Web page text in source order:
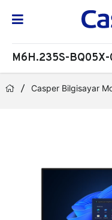
M6H.235S-
Casper Bilgisayar